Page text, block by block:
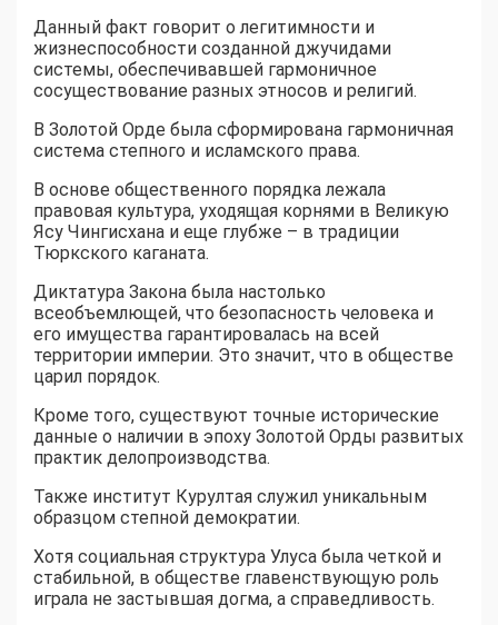
Данный факт говорит о легитимности и
жизнеспособности созданной джучидами
системы, обеспечивавшей гармоничное
сосуществование разных этносов и религий.
В Золотой Орде была сформирована гармоничная
система степного и исламского права.
В основе общественного порядка лежала
правовая культура, уходящая корнями в Великую
Ясу Чингисхана и еще глубже – в традиции
Тюркского каганата.
Диктатура Закона была настолько
всеобъемлющей, что безопасность человека и
его имущества гарантировалась на всей
территории империи. Это значит, что в обществе
царил порядок.
Кроме того, существуют точные исторические
данные о наличии в эпоху Золотой Орды развитых
практик делопроизводства.
Также институт Курултая служил уникальным
образцом степной демократии.
Хотя социальная структура Улуса была четкой и
стабильной, в обществе главенствующую роль
играла не застывшая догма, а справедливость.